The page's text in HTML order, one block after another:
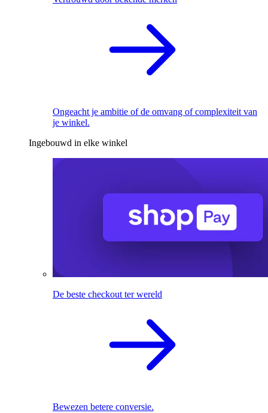
Ongeacht je ambitie of de omvang of complexiteit van
je winkel.
Ingebouwd in elke winkel
De beste checkout ter wereld
Bewezen betere conversie.